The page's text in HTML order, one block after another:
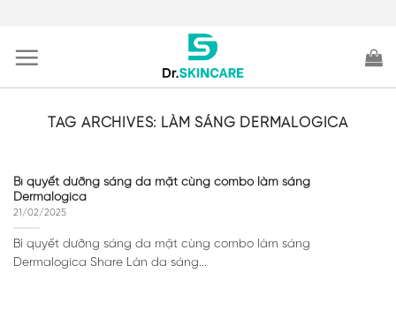
content
TAG ARCHIVES: LÀM SÁNG DERMALOGICA
Bí quyết dưỡng sáng da mặt cùng combo làm sáng
Dermalogica
21/02/2025
Bí quyết dưỡng sáng da mặt cùng combo làm sáng
Dermalogica Share Làn da sáng...